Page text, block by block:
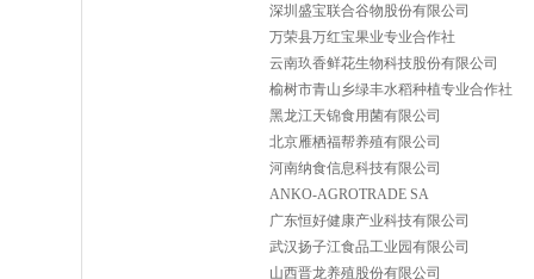
深圳盛宝联合谷物股份有限公司
万荣县万红宝果业专业合作社
云南玖香鲜花生物科技股份有限公司
榆树市青山乡绿丰水稻种植专业合作社
黑龙江天锦食用菌有限公司
北京雁栖福帮养殖有限公司
河南纳食信息科技有限公司
ANKO-AGROTRADE SA
广东恒好健康产业科技有限公司
武汉扬子江食品工业园有限公司
山西晋龙养殖股份有限公司